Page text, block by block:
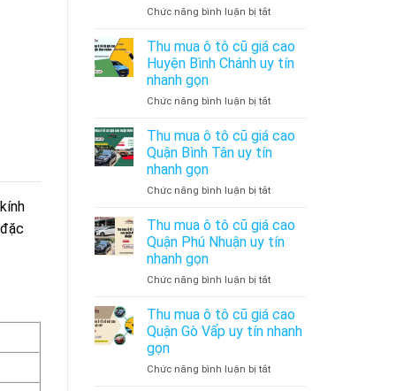
Chức năng bình luận bị tắtở
Vụ
Mua
Bán
Ô
Cũ
Tín
Thu
Xe
Ô
Giá
Thu mua ô tô cũ giá cao
Huyện Bình Chánh uy tín
nhanh gọn
Chức năng bình luận bị tắtở
mua
tô
giá
Huyện
Bình
Chánh
tín
gọn
Thu mua ô tô cũ giá cao
Quận Bình Tân uy tín
nhanh gọn
Chức năng bình luận bị tắtở
mua
ô
tô
giá
Quận
Bình
Tân
tín
Thu mua ô tô cũ giá cao
Quận Phú Nhuận uy tín
nhanh gọn
Chức năng bình luận bị tắtở
mua
ô
tô
giá
Thu mua ô tô cũ giá cao
Quận Gò Vấp uy tín nhanh
gọn
Chức năng bình luận bị tắtở